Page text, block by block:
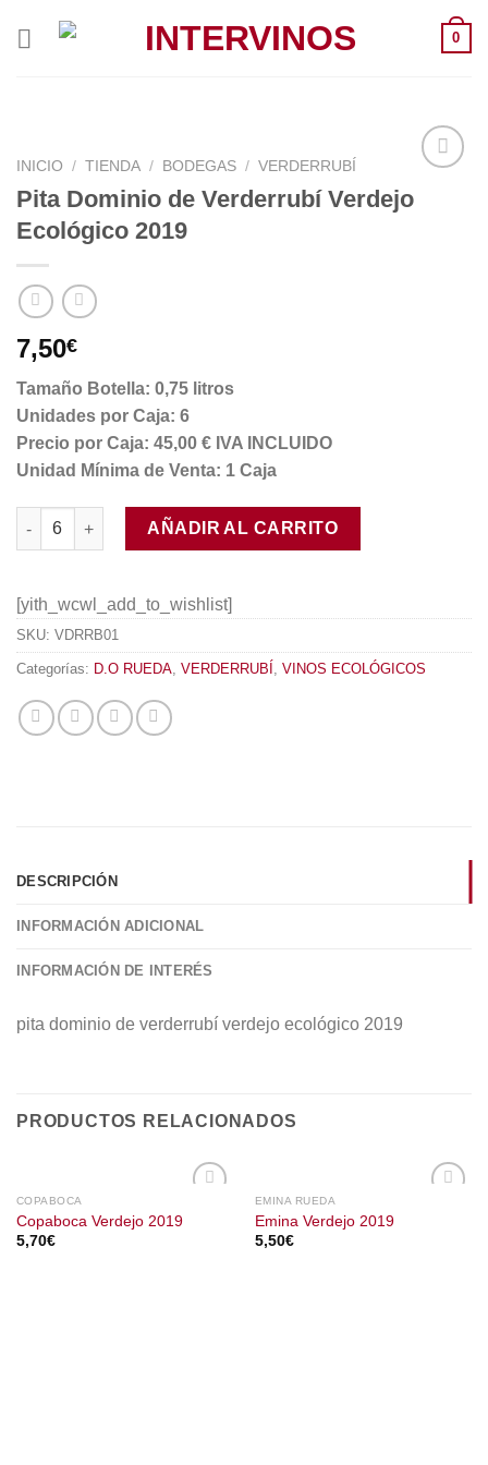
0
INICIO / TIENDA / BODEGAS / VERDERRUBÍ
Pita Dominio de Verderrubí Verdejo
Ecológico 2019
7,50€
Tamaño Botella: 0,75 litros
Unidades por Caja: 6
Precio por Caja: 45,00 € IVA INCLUIDO
Unidad Mínima de Venta: 1 Caja
Pita Dominio de Verderrubí Verdejo Ecológico 2019 cantidad
AÑADIR AL CARRITO
[yith_wcwl_add_to_wishlist]
SKU: VDRRB01
Categorías: D.O RUEDA, VERDERRUBÍ , VINOS ECOLÓGICOS
DESCRIPCIÓN
INFORMACIÓN ADICIONAL
INFORMACIÓN DE INTERÉS
pita dominio de verderrubí verdejo ecológico 2019
PRODUCTOS RELACIONADOS
COPABOCA
Copaboca Verdejo 2019
5,70€
EMINA RUEDA
Emina Verdejo 2019
5,50€